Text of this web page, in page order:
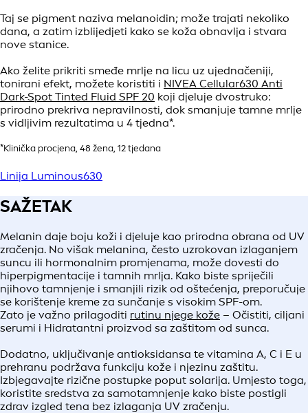
Taj se pigment naziva melanoidin; može trajati nekoliko
dana, a zatim izblijedjeti kako se koža obnavlja i stvara
nove stanice.
Ako želite prikriti smeđe mrlje na licu uz ujednačeniji,
tonirani efekt, možete koristiti i NIVEA Cellular630 Anti
Dark-Spot Tinted Fluid SPF 20 koji djeluje dvostruko:
prirodno prekriva nepravilnosti, dok smanjuje tamne mrlje
s vidljivim rezultatima u 4 tjedna*.
*Klinička procjena, 48 žena, 12 tjedana
Linija Luminous630
SAŽETAK
Melanin daje boju koži i djeluje kao prirodna obrana od UV
zračenja. No višak melanina, često uzrokovan izlaganjem
suncu ili hormonalnim promjenama, može dovesti do
hiperpigmentacije i tamnih mrlja. Kako biste spriječili
njihovo tamnjenje i smanjili rizik od oštećenja, preporučuje
se korištenje kreme za sunčanje s visokim SPF-om.
Zato je važno prilagoditi rutinu njege kože – Očistiti, ciljani
serumi i Hidratantni proizvod sa zaštitom od sunca.
Dodatno, uključivanje antioksidansa te vitamina A, C i E u
prehranu podržava funkciju kože i njezinu zaštitu.
Izbjegavajte rizične postupke poput solarija. Umjesto toga,
koristite sredstva za samotamnjenje kako biste postigli
zdrav izgled tena bez izlaganja UV zračenju.